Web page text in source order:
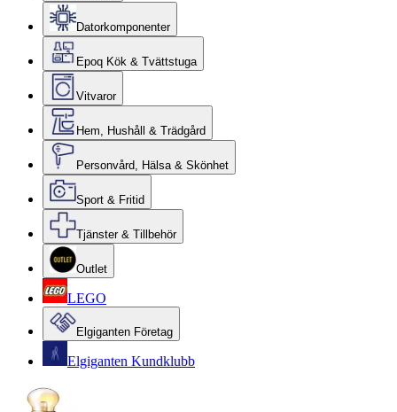
Datorkomponenter
Epoq Kök & Tvättstuga
Vitvaror
Hem, Hushåll & Trädgård
Personvård, Hälsa & Skönhet
Sport & Fritid
Tjänster & Tillbehör
Outlet
LEGO
Elgiganten Företag
Elgiganten Kundklubb